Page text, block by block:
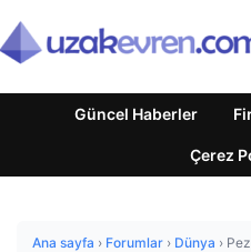
Güncel Haberler
Çerez
Ana sayfa › Forumlar › Dünya ›